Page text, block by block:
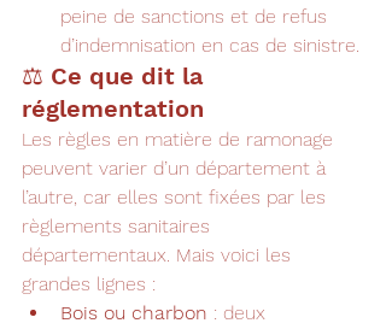
peine de sanctions et de refus
d’indemnisation en cas de sinistre.
⚖️ Ce que dit la
réglementation
Les règles en matière de ramonage
peuvent varier d’un département à
l’autre, car elles sont fixées par les
règlements sanitaires
départementaux. Mais voici les
grandes lignes :
Bois ou charbon : deux